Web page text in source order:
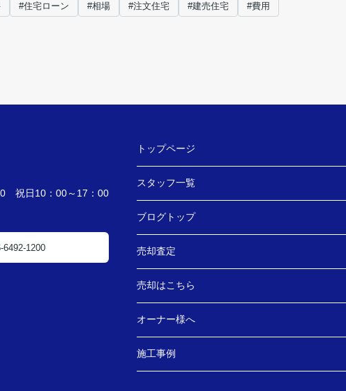
#住宅ローン #相場 #注文住宅 #建売住宅 #費用
祝日10：00～17：00
6492-1200
トップページ
スタッフ一覧
ブログトップ
売却査定
売却はこちら
オーナー様へ
施工事例